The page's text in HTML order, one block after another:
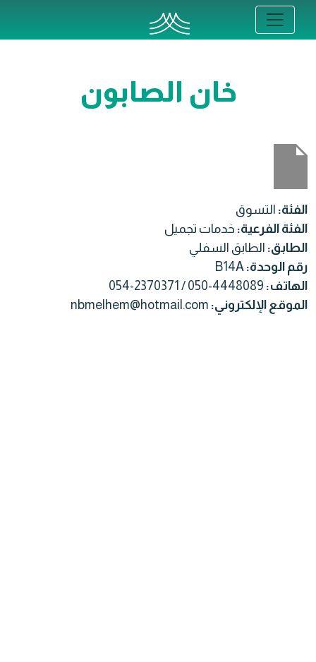
خان الصابون
الفئة: التسوق
الفئة الفرعية: خدمات تجميل
الطابق: الطابق السفلي
رقم الوحدة: B14A
الهاتف: 054-2370371 / 050-4448089
الموقع الإلكتروني: nbmelhem@hotmail.com